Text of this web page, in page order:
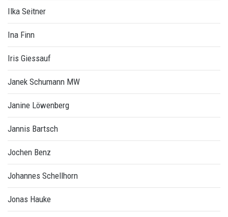
Ilka Seitner
Ina Finn
Iris Giessauf
Janek Schumann MW
Janine Löwenberg
Jannis Bartsch
Jochen Benz
Johannes Schellhorn
Jonas Hauke